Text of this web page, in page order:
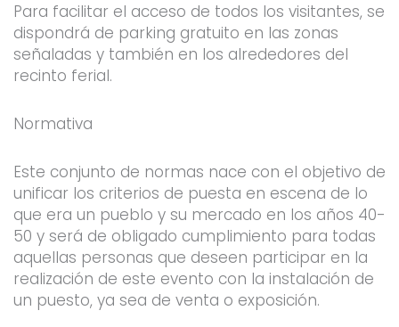
Para facilitar el acceso de todos los visitantes, se
dispondrá de parking gratuito en las zonas
señaladas y también en los alrededores del
recinto ferial.
Normativa
Este conjunto de normas nace con el objetivo de
unificar los criterios de puesta en escena de lo
que era un pueblo y su mercado en los años 40-
50 y será de obligado cumplimiento para todas
aquellas personas que deseen participar en la
realización de este evento con la instalación de
un puesto, ya sea de venta o exposición.